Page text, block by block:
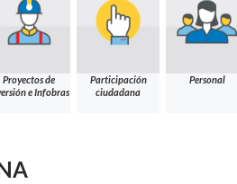
Proyectos de
e Infobras
Participación
ciudadana
Personal